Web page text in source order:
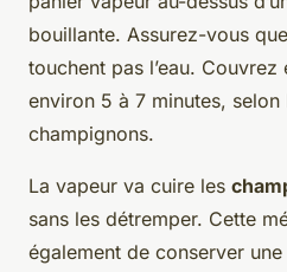
bouillante. Assurez-vous
touchent pas l’eau.
environ 5 à 7 minutes, selon
champignons.
La vapeur va cuire les
sans les détremper. Cette
également de conserver